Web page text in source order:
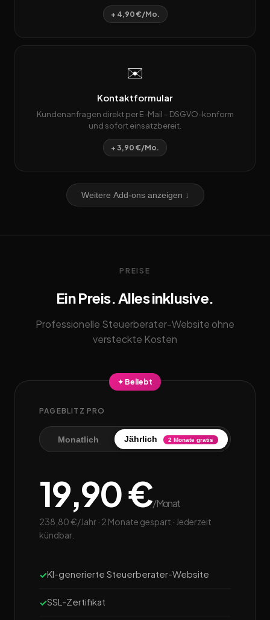
+ 4,90 €/Mo.
✉️
Kontaktformular
Kundenanfragen direkt per E-Mail – DSGVO-konform
und sofort einsatzbereit.
+ 3,90 €/Mo.
Weitere Add-ons anzeigen ↓
PREISE
Ein Preis. Alles inklusive.
Professionelle Steuerberater-Website ohne
versteckte Kosten
✦ Beliebt
PAGEBLITZ PRO
Monatlich Jährlich 2 Monate gratis
19,90 €/Monat
238,80 €/Jahr · 2 Monate gespart · Jederzeit
kündbar.
KI-generierte Steuerberater-Website
SSL-Zertifikat